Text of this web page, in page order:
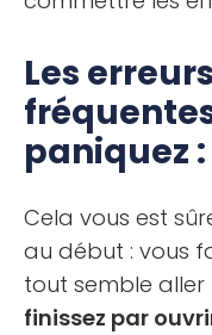
Les
paniquez :
Cela vous est
au début : vous
tout semble aller
finissez par